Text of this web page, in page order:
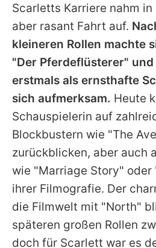
Scarletts Karriere nahm
aber rasant Fahrt auf.
kleineren Rollen machte
"Der Pferdeflüsterer"
erstmals als ernsthafte
sich aufmerksam. Heute
Schauspielerin auf
Blockbustern wie "The
zurückblicken, aber auch
wie "Marriage Story" oder
ihrer Filmografie. Der
die Filmwelt mit "North"
späteren großen Rollen
doch für Scarlett war es